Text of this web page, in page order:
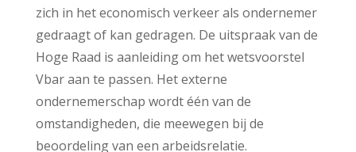
zich in het economisch verkeer als ondernemer
gedraagt of kan gedragen. De uitspraak van de
Hoge Raad is aanleiding om het wetsvoorstel
Vbar aan te passen. Het externe
ondernemerschap wordt één van de
omstandigheden, die meewegen bij de
beoordeling van een arbeidsrelatie.